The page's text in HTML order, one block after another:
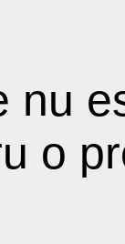
nu
o